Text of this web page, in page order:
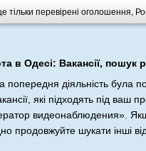
перевірені оголошення,
в Одесі: Вакансії, пошук
попередня діяльність була
які підходять під ваш
видеонаблюдения».
продовжуйте шукати інші